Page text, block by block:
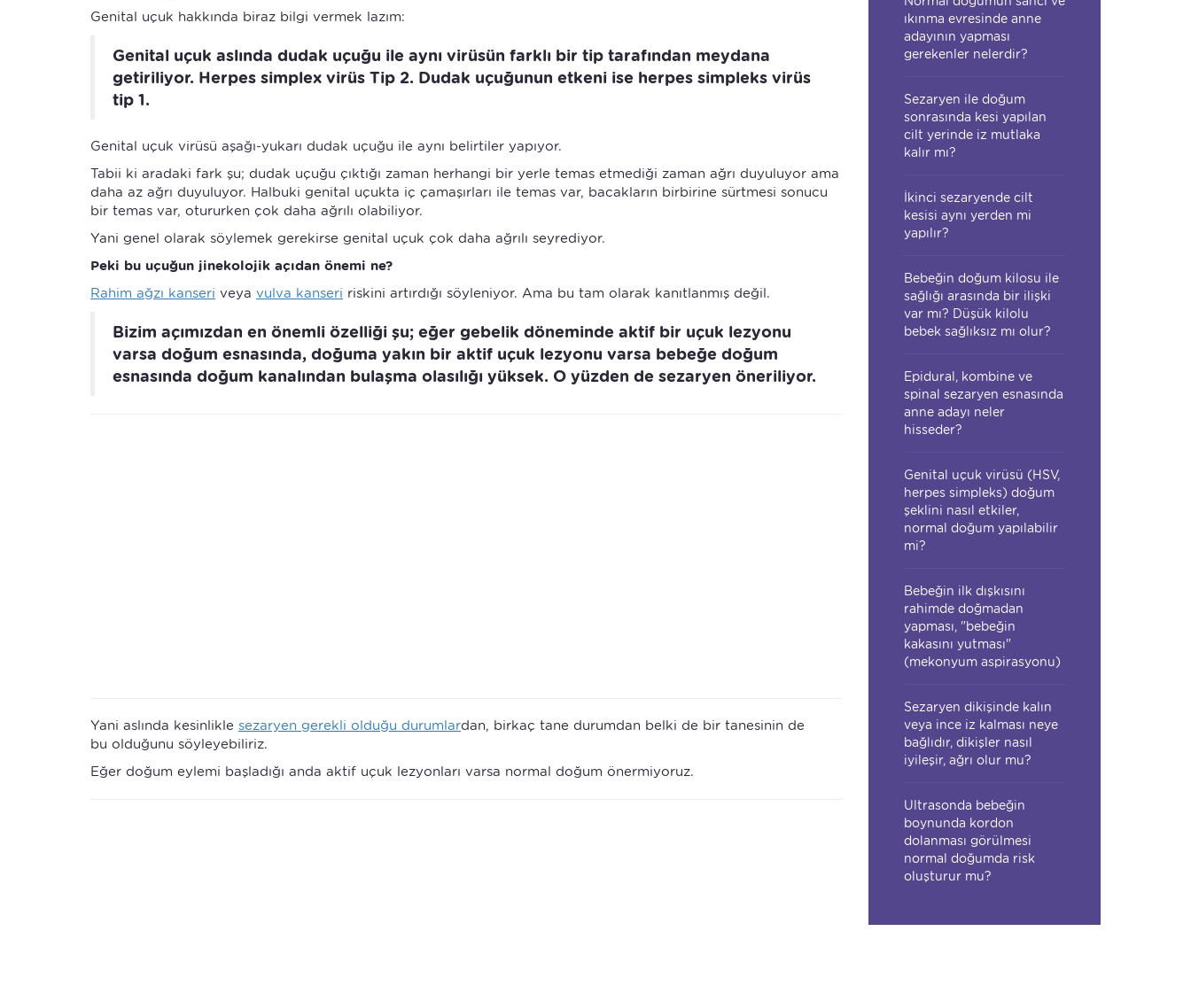
Genital uçuk hakkında biraz bilgi vermek lazım:
Genital uçuk aslında dudak uçuğu ile aynı virüsün farklı bir tip tarafından meydana
getiriliyor. Herpes simplex virüs Tip 2. Dudak uçuğunun etkeni ise herpes simpleks virüs
tip 1.
Genital uçuk virüsü aşağı-yukarı dudak uçuğu ile aynı belirtiler yapıyor.
Tabii ki aradaki fark şu; dudak uçuğu çıktığı zaman herhangi bir yerle temas etmediği zaman ağrı duyuluyor ama
daha az ağrı duyuluyor. Halbuki genital uçukta iç çamaşırları ile temas var, bacakların birbirine sürtmesi sonucu
bir temas var, otururken çok daha ağrılı olabiliyor.
Yani genel olarak söylemek gerekirse genital uçuk çok daha ağrılı seyrediyor.
Peki bu uçuğun jinekolojik açıdan önemi ne?
Rahim ağzı kanseri veya vulva kanseri riskini artırdığı söyleniyor. Ama bu tam olarak kanıtlanmış değil.
Bizim açımızdan en önemli özelliği şu; eğer gebelik döneminde aktif bir uçuk lezyonu
varsa doğum esnasında, doğuma yakın bir aktif uçuk lezyonu varsa bebeğe doğum
esnasında doğum kanalından bulaşma olasılığı yüksek. O yüzden de sezaryen öneriliyor.
Yani aslında kesinlikle sezaryen gerekli olduğu durumlardan, birkaç tane durumdan belki de bir tanesinin de
bu olduğunu söyleyebiliriz.
Eğer doğum eylemi başladığı anda aktif uçuk lezyonları varsa normal doğum önermiyoruz.
ıkınma evresinde anne
adayının yapması
gerekenler nelerdir?
Sezaryen ile doğum
sonrasında kesi yapılan
cilt yerinde iz mutlaka
kalır mı?
İkinci sezaryende cilt
kesisi aynı yerden mi
yapılır?
Bebeğin doğum kilosu ile
sağlığı arasında bir ilişki
var mı? Düşük kilolu
bebek sağlıksız mı olur?
Epidural, kombine ve
spinal sezaryen esnasında
anne adayı neler
hisseder?
Genital uçuk virüsü (HSV,
herpes simpleks) doğum
şeklini nasıl etkiler,
normal doğum yapılabilir
mi?
Bebeğin ilk dışkısını
rahimde doğmadan
yapması, "bebeğin
kakasını yutması"
(mekonyum aspirasyonu)
Sezaryen dikişinde kalın
veya ince iz kalması neye
bağlıdır, dikişler nasıl
iyileşir, ağrı olur mu?
Ultrasonda bebeğin
boynunda kordon
dolanması görülmesi
normal doğumda risk
oluşturur mu?